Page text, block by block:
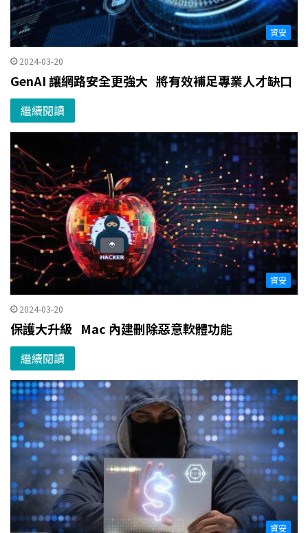
資安
2024-03-20
GenAI 讓網路安全更強大 將有效補足專業人才缺口
繼續閱讀
資安
2024-03-20
保護大升級 Mac 內建刪除惡意軟體功能
繼續閱讀
資安